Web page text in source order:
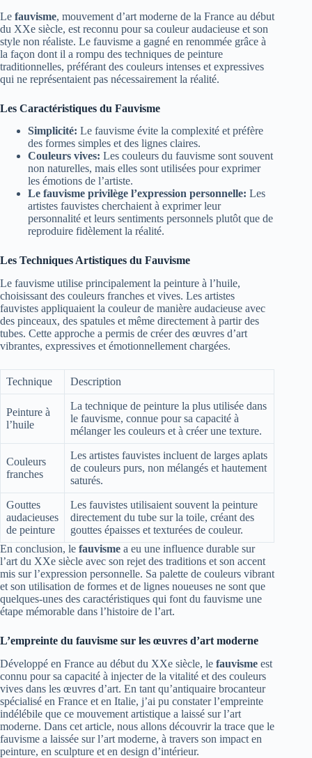
Le fauvisme, mouvement d’art moderne de la France au début
du XXe siècle, est reconnu pour sa couleur audacieuse et son
style non réaliste. Le fauvisme a gagné en renommée grâce à
la façon dont il a rompu des techniques de peinture
traditionnelles, préférant des couleurs intenses et expressives
qui ne représentaient pas nécessairement la réalité.
Les Caractéristiques du Fauvisme
Simplicité: Le fauvisme évite la complexité et préfère
des formes simples et des lignes claires.
Couleurs vives: Les couleurs du fauvisme sont souvent
non naturelles, mais elles sont utilisées pour exprimer
les émotions de l’artiste.
Le fauvisme privilège l’expression personnelle: Les
artistes fauvistes cherchaient à exprimer leur
personnalité et leurs sentiments personnels plutôt que de
reproduire fidèlement la réalité.
Les Techniques Artistiques du Fauvisme
Le fauvisme utilise principalement la peinture à l’huile,
choisissant des couleurs franches et vives. Les artistes
fauvistes appliquaient la couleur de manière audacieuse avec
des pinceaux, des spatules et même directement à partir des
tubes. Cette approche a permis de créer des œuvres d’art
vibrantes, expressives et émotionnellement chargées.
Technique Description
Peinture à
l’huile
La technique de peinture la plus utilisée dans
le fauvisme, connue pour sa capacité à
mélanger les couleurs et à créer une texture.
Couleurs
franches
Les artistes fauvistes incluent de larges aplats
de couleurs purs, non mélangés et hautement
saturés.
Gouttes
audacieuses
de peinture
Les fauvistes utilisaient souvent la peinture
directement du tube sur la toile, créant des
gouttes épaisses et texturées de couleur.
En conclusion, le fauvisme a eu une influence durable sur
l’art du XXe siècle avec son rejet des traditions et son accent
mis sur l’expression personnelle. Sa palette de couleurs vibrant
et son utilisation de formes et de lignes noueuses ne sont que
quelques-unes des caractéristiques qui font du fauvisme une
étape mémorable dans l’histoire de l’art.
L’empreinte du fauvisme sur les œuvres d’art moderne
Développé en France au début du XXe siècle, le fauvisme est
connu pour sa capacité à injecter de la vitalité et des couleurs
vives dans les œuvres d’art. En tant qu’antiquaire brocanteur
spécialisé en France et en Italie, j’ai pu constater l’empreinte
indélébile que ce mouvement artistique a laissé sur l’art
moderne. Dans cet article, nous allons découvrir la trace que le
fauvisme a laissée sur l’art moderne, à travers son impact en
peinture, en sculpture et en design d’intérieur.